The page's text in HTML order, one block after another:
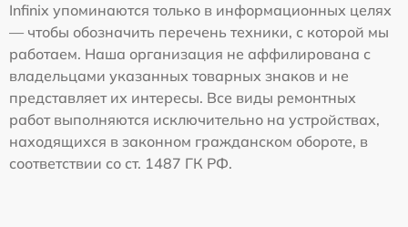
Infinix упоминаются только в информационных целях
— чтобы обозначить перечень техники, с которой мы
работаем. Наша организация не аффилирована с
владельцами указанных товарных знаков и не
представляет их интересы. Все виды ремонтных
работ выполняются исключительно на устройствах,
находящихся в законном гражданском обороте, в
соответствии со ст. 1487 ГК РФ.